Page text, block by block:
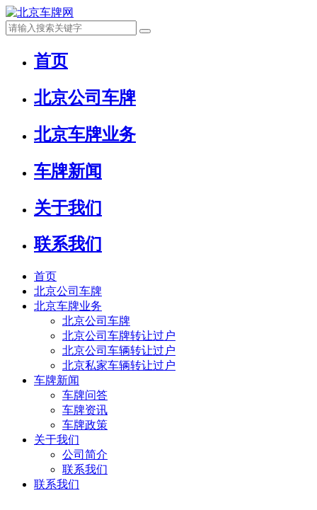
首页
北京公司车牌
北京车牌业务
车牌新闻
关于我们
联系我们
首页
北京公司车牌
北京车牌业务
北京公司车牌
北京公司车牌转让过户
北京公司车辆转让过户
北京私家车辆转让过户
车牌新闻
车牌问答
车牌资讯
车牌政策
关于我们
公司简介
联系我们
联系我们